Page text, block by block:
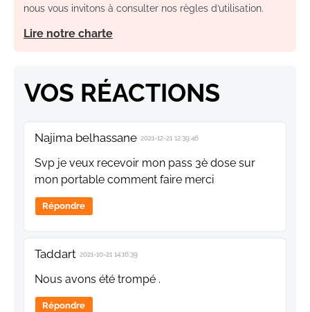
nous vous invitons à consulter nos règles d’utilisation.
Lire notre charte
VOS RÉACTIONS
Najima belhassane 2021-12-21 12:39:46
Svp je veux recevoir mon pass 3è dose sur
mon portable comment faire merci
Répondre
Taddart 2021-10-21 14:16:39
Nous avons été trompé .
Répondre